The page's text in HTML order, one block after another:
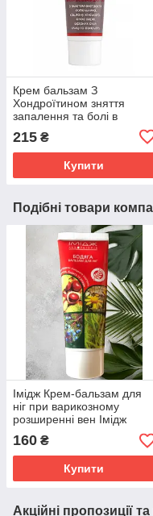
Крем бальзам З
Хондроїтином зняття
запалення та болі в
суглобах, м'язах і хребті
Імідж Лабораторія
215 ₴
Купити
Подібні товари
Імідж Крем-бальзам для
ніг при варикозному
розширенні вен Імідж
Лабораторія
160 ₴
Купити
Акційні пропозиції